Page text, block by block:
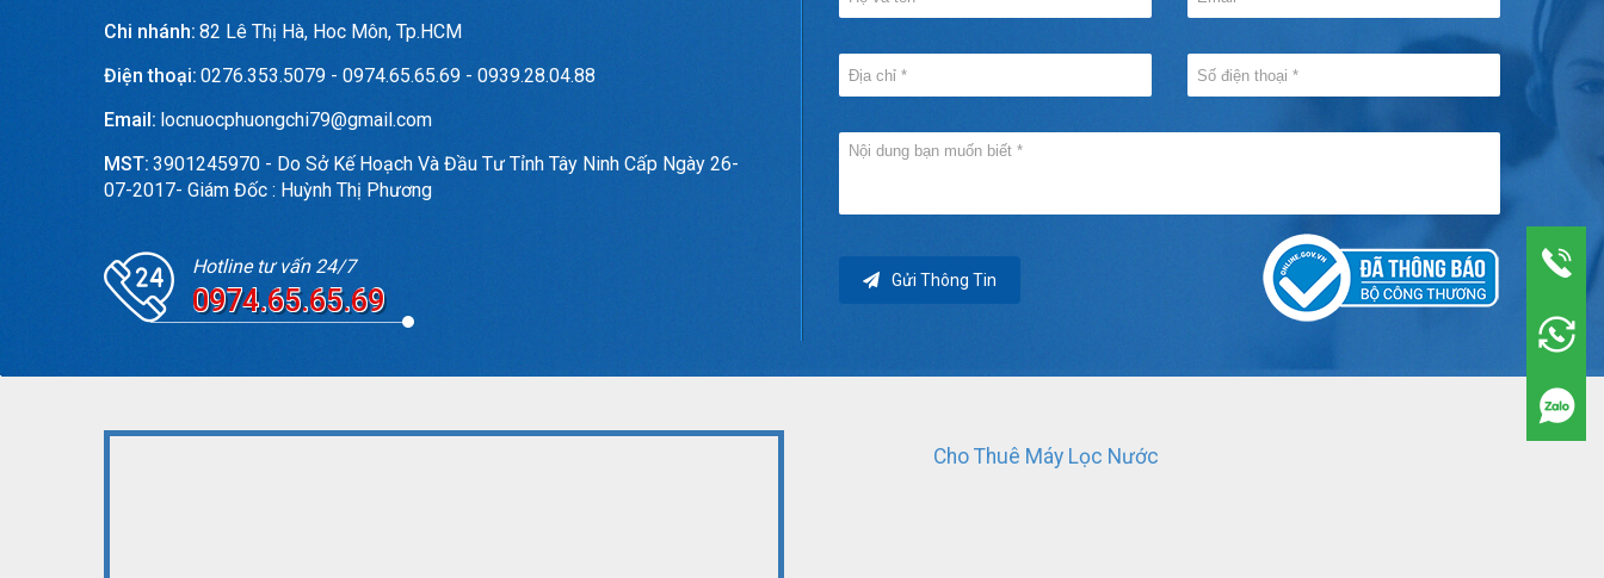
Chi nhánh: 82 Lê Thị Hà, Hoc Môn, Tp.HCM
Điện thoại: 0276.353.5079 - 0974.65.65.69 - 0939.28.04.88
Email: locnuocphuongchi79@gmail.com
MST: 3901245970 - Do Sở Kế Hoạch Và Đầu Tư Tỉnh Tây Ninh Cấp Ngày 26-
07-2017- Giám Đốc : Huỳnh Thị Phương
Hotline tư vấn 24/7
0974.65.65.69
Gửi Thông Tin
Cho Thuê Máy Lọc Nước